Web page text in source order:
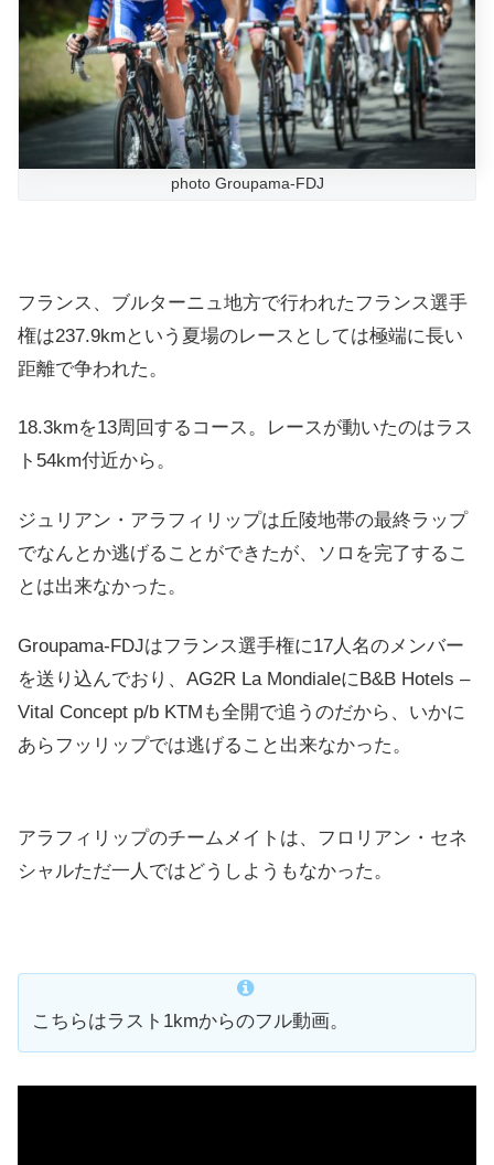
photo Groupama-FDJ
フランス、ブルターニュ地方で行われたフランス選手
権は237.9kmという夏場のレースとしては極端に長い
距離で争われた。
18.3kmを13周回するコース。レースが動いたのはラス
ト54km付近から。
ジュリアン・アラフィリップは丘陵地帯の最終ラップ
でなんとか逃げることができたが、ソロを完了するこ
とは出来なかった。
Groupama-FDJはフランス選手権に17人名のメンバー
を送り込んでおり、AG2R La MondialeにB&B Hotels –
Vital Concept p/b KTMも全開で追うのだから、いかに
あらフッリップでは逃げること出来なかった。
アラフィリップのチームメイトは、フロリアン・セネ
シャルただ一人ではどうしようもなかった。
こちらはラスト1kmからのフル動画。